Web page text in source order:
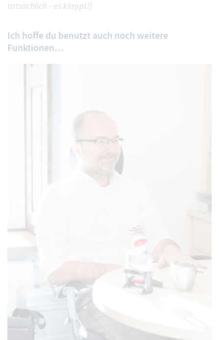
tatsächlich – es klappt!)
Ich hoffe du benutzt auch noch weitere
Funktionen…